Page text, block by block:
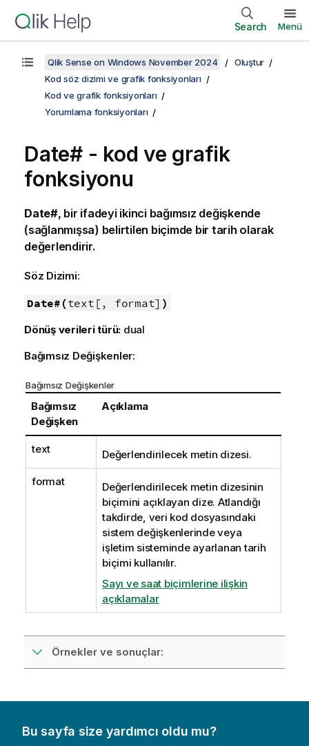
Search Menü
Qlik Sense on Windows November 2024
Oluştur
Kod söz dizimi ve grafik fonksiyonları
Kod ve grafik fonksiyonları
Yorumlama fonksiyonları
Date# - kod ve grafik
fonksiyonu
Date#, bir ifadeyi ikinci bağımsız değişkende
(sağlanmışsa) belirtilen biçimde bir tarih olarak
değerlendirir.
Söz Dizimi:
Date#(text[, format] )
Dönüş verileri türü: dual
Bağımsız Değişkenler:
Bağımsız Değişkenler
Bağımsız
Değişken
Açıklama
text Değerlendirilecek metin dizesi.
format
Değerlendirilecek metin dizesinin
biçimini açıklayan dize. Atlandığı
takdirde, veri kod dosyasındaki
sistem değişkenlerinde veya
işletim sisteminde ayarlanan tarih
biçimi kullanılır.
Sayı ve saat biçimlerine ilişkin
açıklamalar
Örnekler ve sonuçlar:
Bu sayfa size yardımcı oldu mu?